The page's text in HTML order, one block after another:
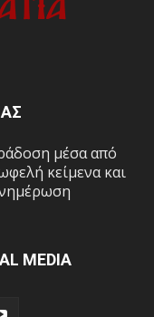
μέσα από
κείμενα και
MEDIA